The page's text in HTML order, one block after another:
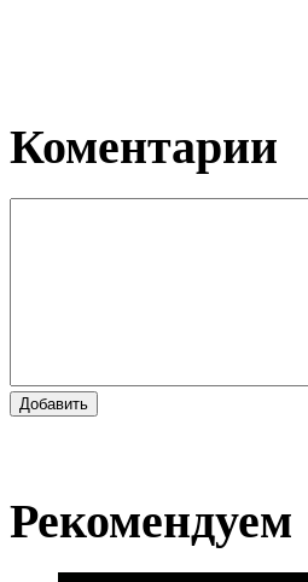
Коментарии
Добавить
Рекомендуем